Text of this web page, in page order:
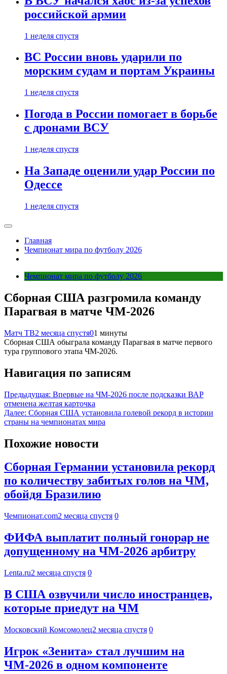
российской армии
1 неделя спустя
ВС России вновь ударили по
морским судам и портам Украины
1 неделя спустя
Погода в России помогает в борьбе
с дронами ВСУ
1 неделя спустя
На Западе оценили удар России по
Одессе
1 неделя спустя
Главная
Чемпионат мира по футболу 2026
Чемпионат мира по футболу 2026
Сборная США разгромила команду
Парагвая в матче ЧМ‑2026
Матч ТВ2 месяца спустя01 минуты
Сборная США обыграла команду Парагвая в матче первого
тура группового этапа ЧМ‑2026.
Навигация по записям
Предыдущая: Впервые на ЧМ-2026 после подсказки ВАР
отменена желтая карточка
Далее: Сборная США установила голевой рекорд в истории
страны на чемпионатах мира
Похожие новости
Сборная Германии установила рекорд
по количеству забитых голов на ЧМ,
обойдя Бразилию
Чемпионат.com2 месяца спустя 0
ФИФА выплатит полный гонорар не
допущенному на ЧМ-2026 арбитру
Lenta.ru2 месяца спустя 0
В США озвучили число иностранцев,
которые приедут на ЧМ
Московский Комсомолец2 месяца спустя 0
Игрок «Зенита» стал лучшим на
ЧМ-2026 в одном компоненте